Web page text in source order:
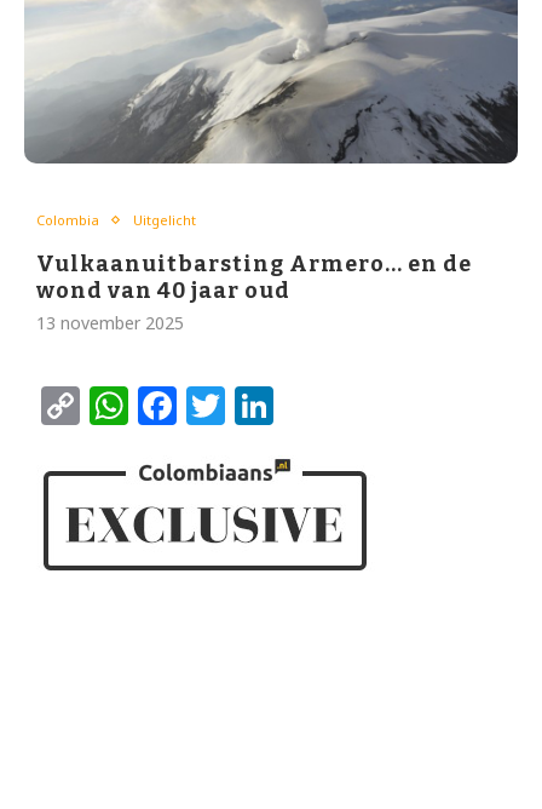
Colombia Uitgelicht
Vulkaanuitbarsting Armero… en de
wond van 40 jaar oud
13 november 2025
CopyWhatsApp
Facebook
Twitter